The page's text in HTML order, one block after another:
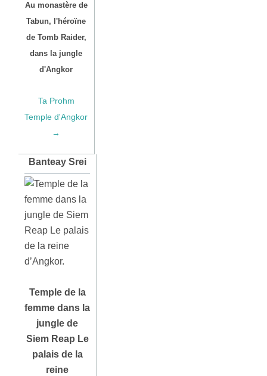
Au monastère de
Tabun, l'héroïne
de Tomb Raider,
dans la jungle
d'Angkor
Ta Prohm
Temple d'Angkor
→
Banteay Srei
Temple de la
femme dans la
jungle de
Siem Reap Le
palais de la
reine